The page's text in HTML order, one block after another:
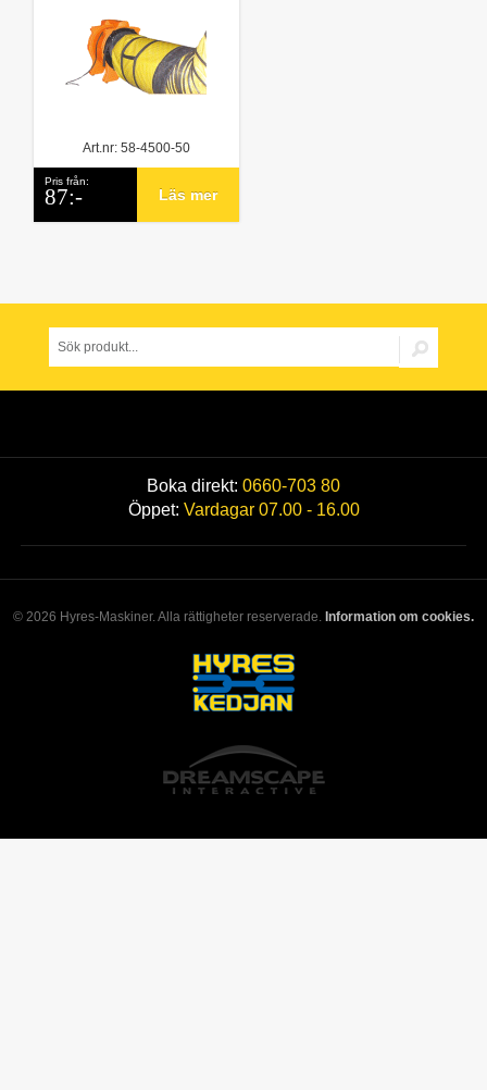
Art.nr: 58-4500-50
Pris från:
87:- Läs mer
Boka direkt: 0660-703 80
Öppet: Vardagar 07.00 - 16.00
© 2026 Hyres-Maskiner. Alla rättigheter reserverade. Information om cookies.